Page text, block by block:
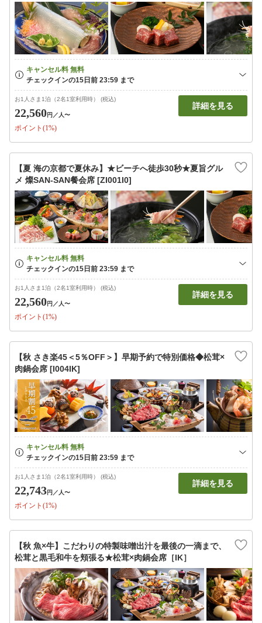
お1人さま1泊（2名1室利用時） (税込)
22,560円 ／人〜
ポイント(1%)
詳細を見る
【夏 海の京都で夏休み】★ビーチへ徒歩30秒★夏旨グル
メ 燦SAN-SAN餐会席 [ZI001I0]
お1人さま1泊（2名1室利用時） (税込)
22,560円 ／人〜
ポイント(1%)
詳細を見る
【秋 さき楽45＜5％OFF＞】早期予約で特別価格◆松茸×
肉鍋会席 [I004IK]
お1人さま1泊（2名1室利用時） (税込)
22,743円 ／人〜
ポイント(1%)
詳細を見る
【秋 魚×牛】こだわりの特製味噌出汁を最後の一滴まで、
松茸と黒毛和牛を頬張る★松茸×肉鍋会席［IK］